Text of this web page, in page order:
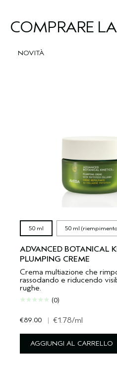
COMPRARE
NOVITÀ
50 ml 50 ml
ADVANCED BOTANICAL
PLUMPING CREME
Crema multiazione che
rassodando e riducendo
rughe.
(0)
€89.00 | €1.78/ml
AGGIUNGI AL CARRELLO